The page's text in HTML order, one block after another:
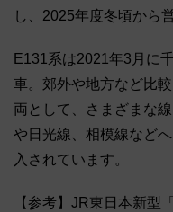
し、2025年度冬頃から
E131系は2021年3月に
車。郊外や地方など比
両として、さまざまな
や日光線、相模線など
入されています。
【参考】JR東日本新型